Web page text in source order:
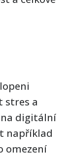
stres a
na digitální
například
omezení